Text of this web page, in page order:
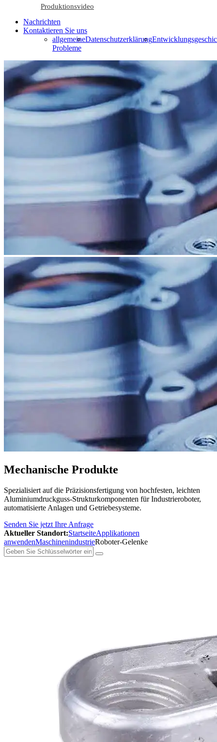
Produktionsvideo
Nachrichten
Kontaktieren Sie uns
allgemeine
Probleme
Datenschutzerklärung
Mechanische Produkte
Spezialisiert auf die Präzisionsfertigung von hochfesten, leichten
Aluminiumdruckguss-Strukturkomponenten für Industrieroboter,
automatisierte Anlagen und Getriebesysteme.
Senden Sie jetzt Ihre Anfrage
Aktueller Standort:StartseiteApplikationen
anwendenMaschinenindustrieRoboter-Gelenke